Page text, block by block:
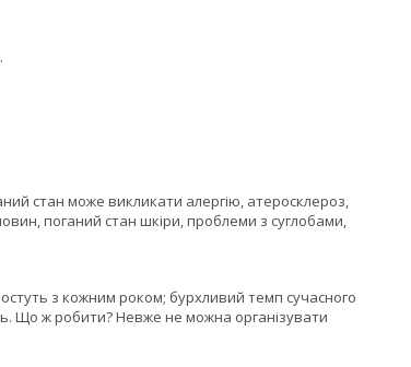
стан може викликати алергію, атеросклероз,
поганий стан шкіри, проблеми з суглобами,
з кожним роком; бурхливий темп сучасного
Що ж робити? Невже не можна організувати